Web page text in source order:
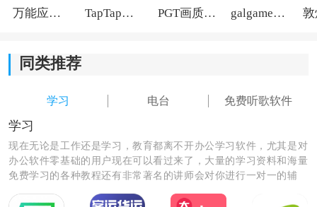
4)温暖治愈功能能够播放一些温馨治愈的音乐和声音，帮
万能应用隐藏 TapTap国际版2026 PGT画质助手旧版 galgame游戏盒子2026
同类推荐
学习 电台 免费听歌软件
学习
现在无论是工作还是学习，教育都离不开办公学习软件，尤其是对
办公软件零基础的用户现在可以看过来了，大量的学习资料和海量
免费学习的各种教程还有非常著名的讲师会对你进行一对一的辅